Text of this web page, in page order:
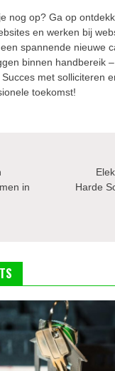
nog op? Ga op
en werken bij
spannende nieuwe
binnen handbereik
met solliciteren
toekomst!
in
Harde